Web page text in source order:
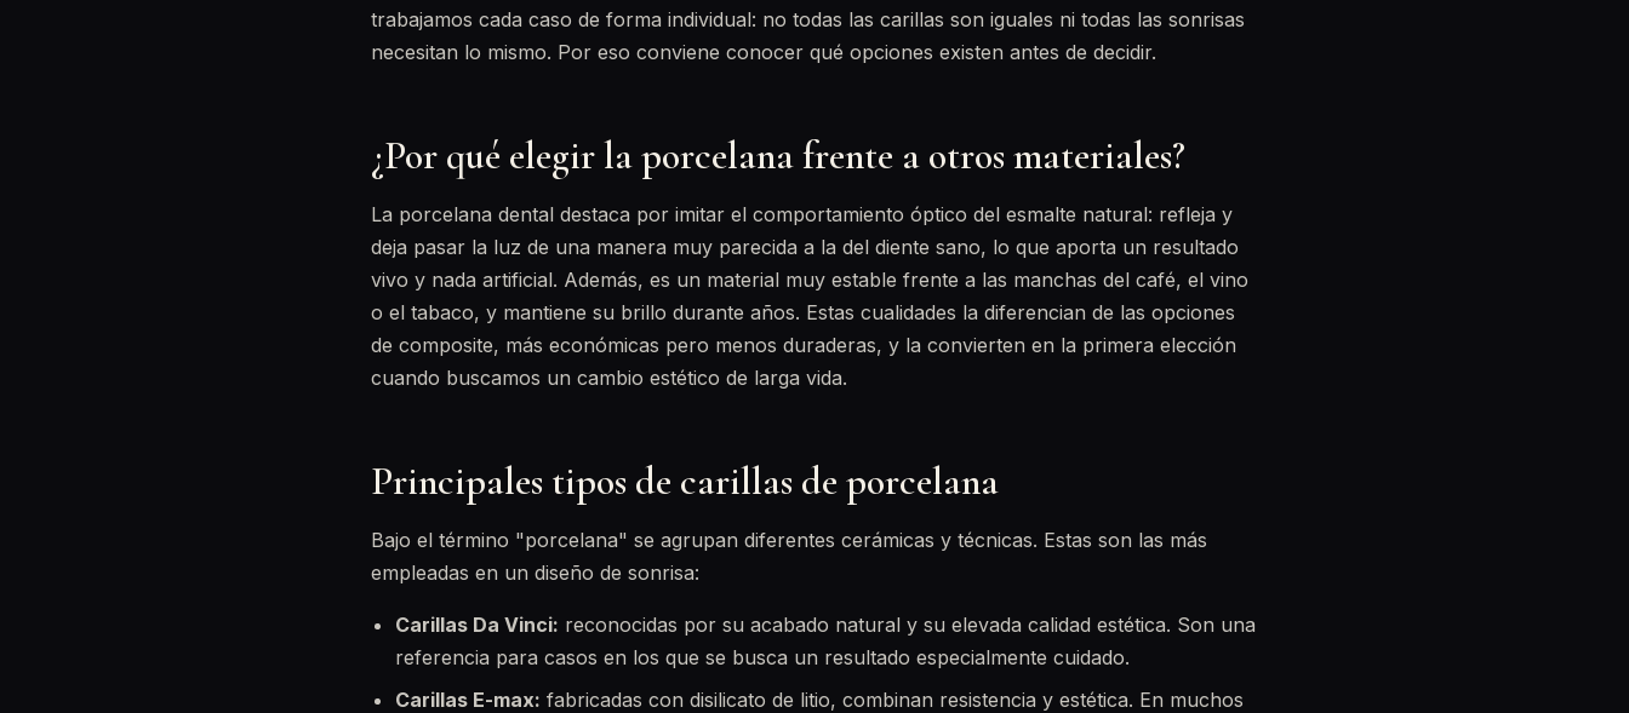
trabajamos cada caso de forma individual: no todas las carillas son iguales ni todas las sonrisas
necesitan lo mismo. Por eso conviene conocer qué opciones existen antes de decidir.
¿Por qué elegir la porcelana frente a otros materiales?
La porcelana dental destaca por imitar el comportamiento óptico del esmalte natural: refleja y
deja pasar la luz de una manera muy parecida a la del diente sano, lo que aporta un resultado
vivo y nada artificial. Además, es un material muy estable frente a las manchas del café, el vino
o el tabaco, y mantiene su brillo durante años. Estas cualidades la diferencian de las opciones
de composite, más económicas pero menos duraderas, y la convierten en la primera elección
cuando buscamos un cambio estético de larga vida.
Principales tipos de carillas de porcelana
Bajo el término "porcelana" se agrupan diferentes cerámicas y técnicas. Estas son las más
empleadas en un diseño de sonrisa:
Carillas Da Vinci: reconocidas por su acabado natural y su elevada calidad estética. Son una
referencia para casos en los que se busca un resultado especialmente cuidado.
Carillas E-max: fabricadas con disilicato de litio, combinan resistencia y estética. En muchos